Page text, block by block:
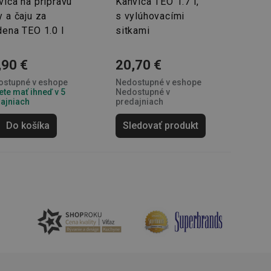
a čaju za
TEO 1.0 l
€
v eshope
mať ihneď v 5
Do košíka
s vylúhovacími
sitkami
20,70 €
Nedostupné v eshope
Nedostupné v
predajniach
Sledovať produkt
cookie
Cookie-
ľudí a
stavu relácie
mezi lidmi a
možné podávat
stránek.